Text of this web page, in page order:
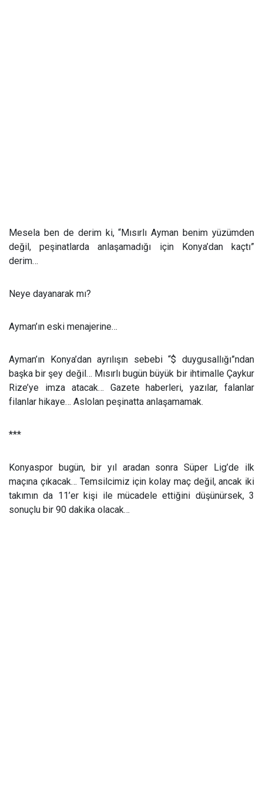
Mesela ben de derim ki, “Mısırlı Ayman benim yüzümden
değil, peşinatlarda anlaşamadığı için Konya’dan kaçtı”
derim…
Neye dayanarak mı?
Ayman’ın eski menajerine…
Ayman’ın Konya’dan ayrılışın sebebi “$ duygusallığı”ndan
başka bir şey değil… Mısırlı bugün büyük bir ihtimalle Çaykur
Rize’ye imza atacak… Gazete haberleri, yazılar, falanlar
filanlar hikaye… Aslolan peşinatta anlaşamamak.
***
Konyaspor bugün, bir yıl aradan sonra Süper Lig’de ilk
maçına çıkacak… Temsilcimiz için kolay maç değil, ancak iki
takımın da 11’er kişi ile mücadele ettiğini düşünürsek, 3
sonuçlu bir 90 dakika olacak…